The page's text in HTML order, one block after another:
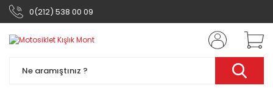
0(212) 538 00 09